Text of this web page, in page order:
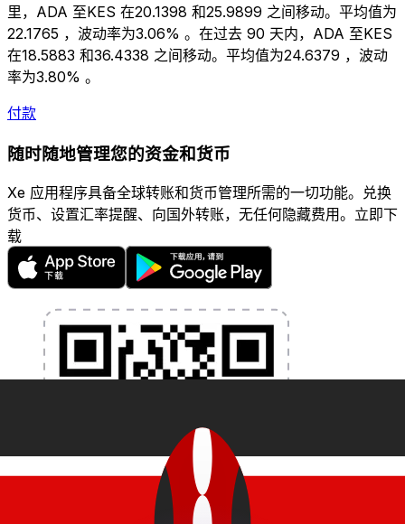
里，ADA 至KES 在20.1398 和25.9899 之间移动。平均值为
22.1765 ，波动率为3.06% 。在过去 90 天内，ADA 至KES
在18.5883 和36.4338 之间移动。平均值为24.6379 ，波动
率为3.80% 。
付款
随时随地管理您的资金和货币
Xe 应用程序具备全球转账和货币管理所需的一切功能。兑换
货币、设置汇率提醒、向国外转账，无任何隐藏费用。立即下
载